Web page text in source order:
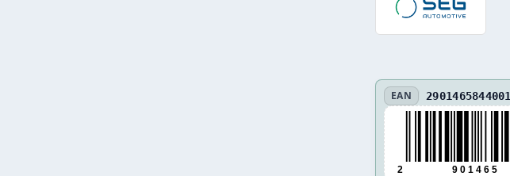
EAN 2901465844001
2 9 0 1 4 6 5